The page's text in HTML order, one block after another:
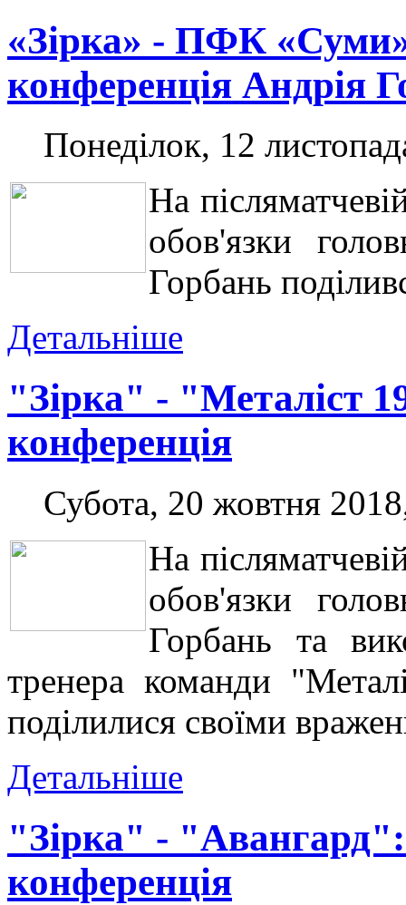
«Зірка» - ПФК
конференція Андрія
Понеділок, 12
На
обов'язки
Горбань
Детальніше
"Зірка" - "Металіст
конференція
Субота, 20 жовтня
На
обов'язки
Горбань та
тренера команди
поділилися своїми
Детальніше
"Зірка" - "Авангард":
конференція